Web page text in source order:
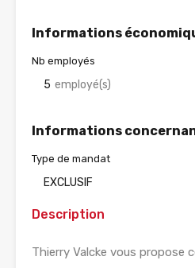
Informations
Nb employés
5 employé(s)
Informations
Type de mandat
EXCLUSIF
Description
Thierry Valcke vous propose